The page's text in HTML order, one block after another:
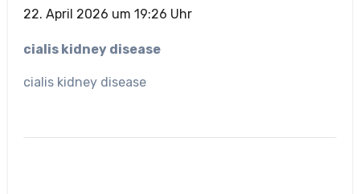
22. April 2026 um 19:26 Uhr
cialis kidney disease
cialis kidney disease